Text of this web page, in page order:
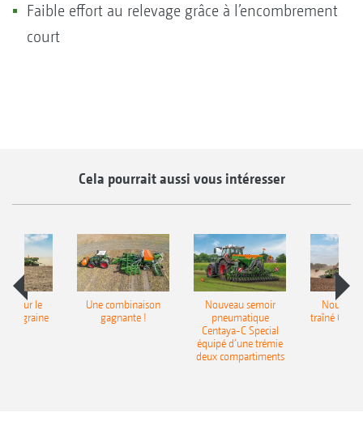
Faible effort au relevage grâce à l’encombrement
court
Cela pourrait aussi vous intéresser
pour le
Une combinaison
gagnante !
Nouveau semoir
pneumatique
Centaya-C Special
équipé d’une trémie
deux compartiments
traîné